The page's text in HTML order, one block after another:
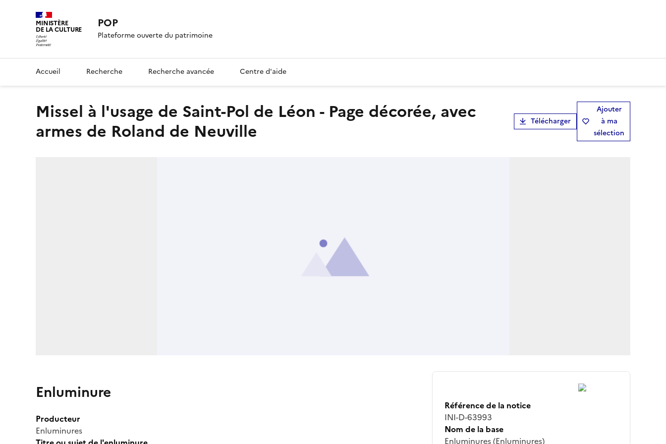
MINISTÈRE
DE LA CULTURE POP
Plateforme ouverte du patrimoine
Accueil Recherche Recherche avancée Centre d'aide
Missel à l'usage de Saint-Pol de Léon - Page décorée, avec
armes de Roland de Neuville
Télécharger
Ajouter
à ma
sélection
Enluminure
Producteur
Enluminures
Référence de la notice
INI-D-63993
Nom de la base
Enluminures (Enluminures)